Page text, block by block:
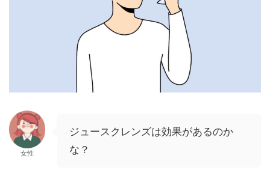
女性
ジュースクレンズは効果があるのか
な？